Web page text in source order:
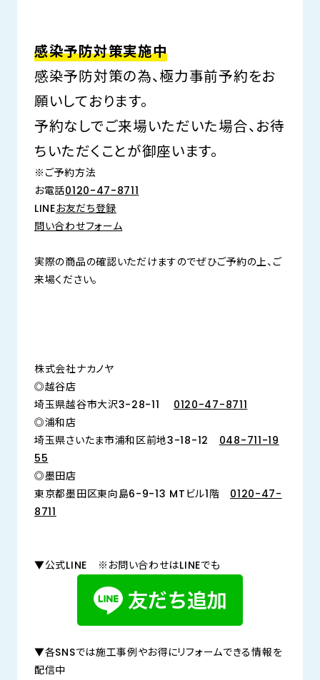
感染予防対策実施中
感染予防対策の為、極力事前予約をお
願いしております。
予約なしでご来場いただいた場合、お待
ちいただくことが御座います。
※ご予約方法
お電話0120-47-8711
LINEお友だち登録
問い合わせフォーム
実際の商品の確認いただけますのでぜひご予約の上、ご
来場ください。
株式会社ナカノヤ
◎越谷店
埼玉県越谷市大沢3-28-11 0120-47-8711
◎浦和店
埼玉県さいたま市浦和区前地3-18-12 048-711-19
55
◎墨田店
東京都墨田区東向島6-9-13 MTビル1階 0120-47-
8711
▼公式LINE ※お問い合わせはLINEでも
▼各SNSでは施工事例やお得にリフォームできる情報を
配信中